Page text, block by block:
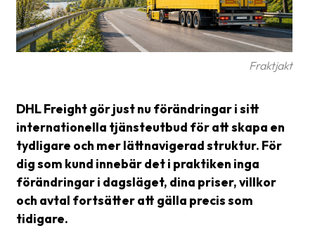
Vanliga
frågor
&
Paketering
Frakthandlingar
Skrivarinställningar
Tulldeklarationer
Leveransvillkor
Fraktjakt
DHL Freight gör just nu förändringar i sitt
internationella tjänsteutbud för att skapa en
tydligare och mer lättnavigerad struktur. För
dig som kund innebär det i praktiken inga
förändringar i dagsläget, dina priser, villkor
och avtal fortsätter att gälla precis som
tidigare.